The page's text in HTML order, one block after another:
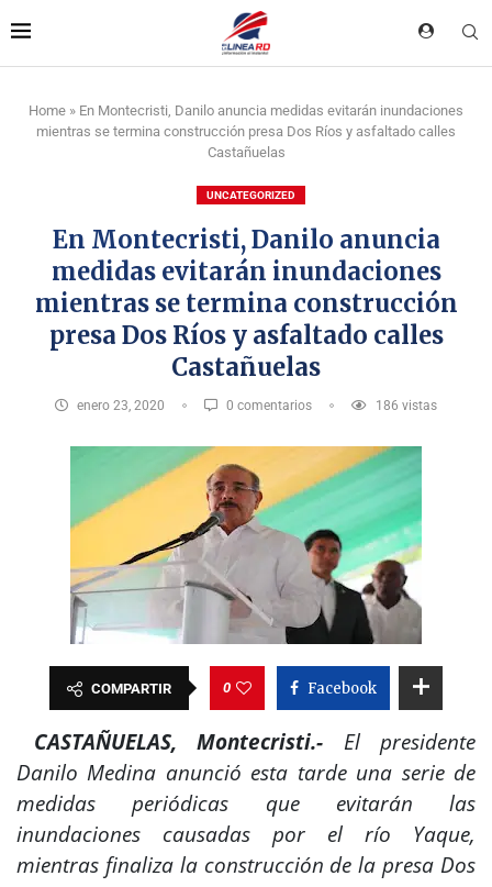
Home » En Montecristi, Danilo anuncia medidas evitarán inundaciones
mientras se termina construcción presa Dos Ríos y asfaltado calles
Castañuelas
UNCATEGORIZED
En Montecristi, Danilo anuncia
medidas evitarán inundaciones
mientras se termina construcción
presa Dos Ríos y asfaltado calles
Castañuelas
enero 23, 2020 0 comentarios 186 vistas
COMPARTIR 0 Facebook
CASTAÑUELAS, Montecristi.- El presidente
Danilo Medina anunció esta tarde una serie de
medidas periódicas que evitarán las
inundaciones causadas por el río Yaque,
mientras finaliza la construcción de la presa Dos